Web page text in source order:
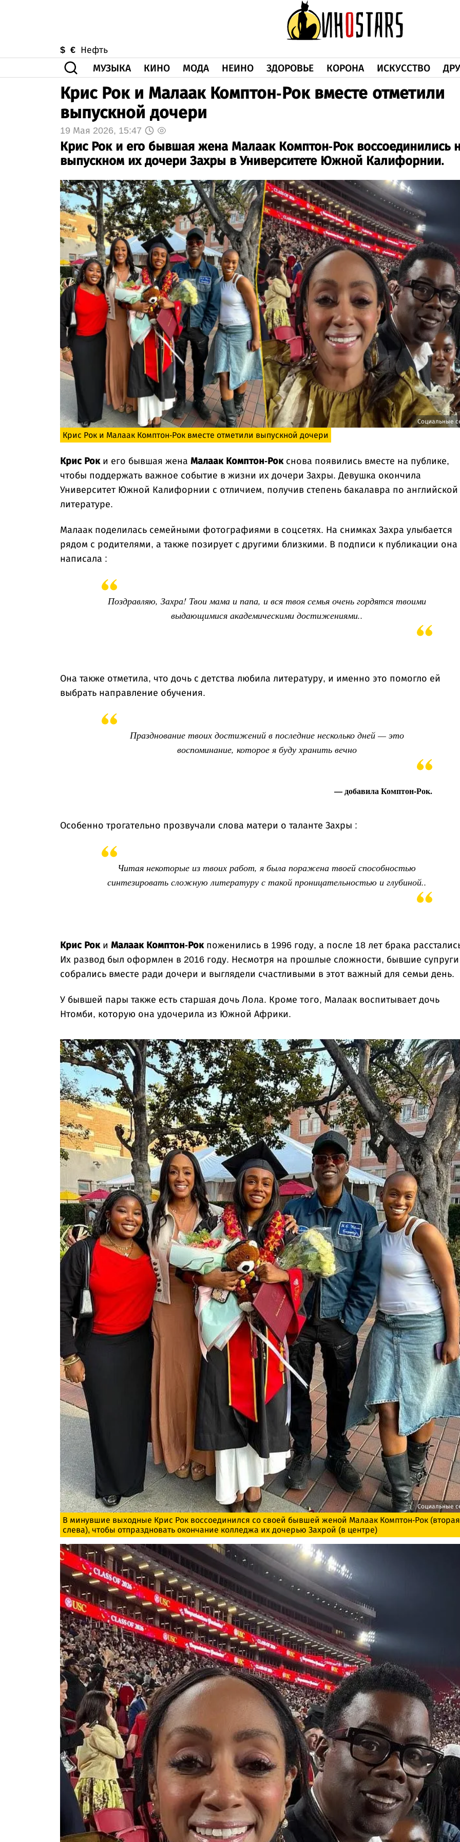
$ € Нефть
МУЗЫКА КИНО МОДА НЕИНО ЗДОРОВЬЕ КОРОНА ИСКУССТВО
Крис Рок и Малаак Комптон-Рок вместе отметили
выпускной дочери
19 Мая 2026, 15:47
Крис Рок и его бывшая жена Малаак Комптон-Рок воссоединились
выпускном их дочери Захры в Университете Южной Калифорнии.
Социальные
Крис Рок и Малаак Комптон-Рок вместе отметили выпускной дочери
Крис Роки его бывшая жена Малаак Комптон-Рокснова появились вместе на публике,
чтобы поддержать важное событие в жизни их дочери Захры. Девушка окончила
Университет Южной Калифорнии с отличием, получив степень бакалавра по английской
литературе.
Малаак поделилась семейными фотографиями в соцсетях. На снимках Захра улыбается
рядом с родителями, а также позирует с другими близкими. В подписи к публикации она
написала :
Поздравляю, Захра! Твои мама и папа, и вся твоя семья очень гордятся твоими
выдающимися академическими достижениями..
Она также отметила, что дочь с детства любила литературу, и именно это помогло ей
выбрать направление обучения.
Празднование твоих достижений в последние несколько дней — это
воспоминание, которое я буду хранить вечно
— добавила Комптон-Рок.
Особенно трогательно прозвучали слова матери о таланте Захры :
Читая некоторые из твоих работ, я была поражена твоей способностью
синтезировать сложную литературу с такой проницательностью и глубиной..
Крис Роки Малаак Комптон-Рокпоженились в 1996 году, а после 18 лет брака
Их развод был оформлен в 2016 году. Несмотря на прошлые сложности, бывшие супруги
собрались вместе ради дочери и выглядели счастливыми в этот важный для семьи день.
У бывшей пары также есть старшая дочь Лола. Кроме того, Малаак воспитывает дочь
Нтомби, которую она удочерила из Южной Африки.
Социальные
В минувшие выходные Крис Рок воссоединился со своей бывшей женой Малаак Комптон-Рок (вторая
слева), чтобы отпраздновать окончание колледжа их дочерью Захрой (в центре)